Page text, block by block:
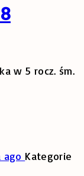
w 5 rocz. śm.
ago Kategorie